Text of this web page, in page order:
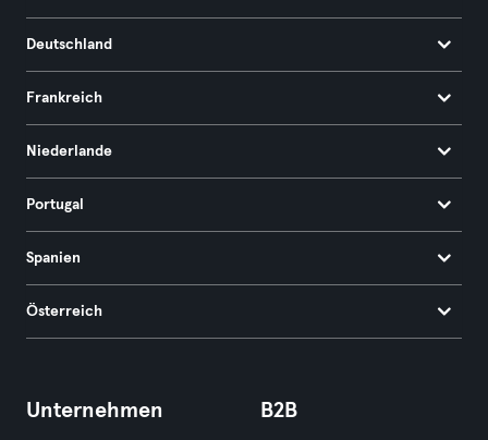
Deutschland
Frankreich
Niederlande
Portugal
Spanien
Österreich
Unternehmen B2B